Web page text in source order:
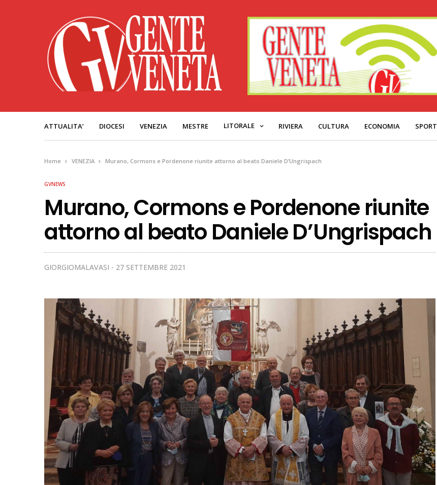
ATTUALITA’ DIOCESI VENEZIA MESTRE LITORALE RIVIERA CULTURA ECONOMIA SPORT
Home VENEZIA Murano, Cormons e Pordenone riunite attorno al beato Daniele D’Ungrispach
GVNEWS
Murano, Cormons e Pordenone riunite
attorno al beato Daniele D’Ungrispach
GIORGIOMALAVASI 27 SETTEMBRE 2021